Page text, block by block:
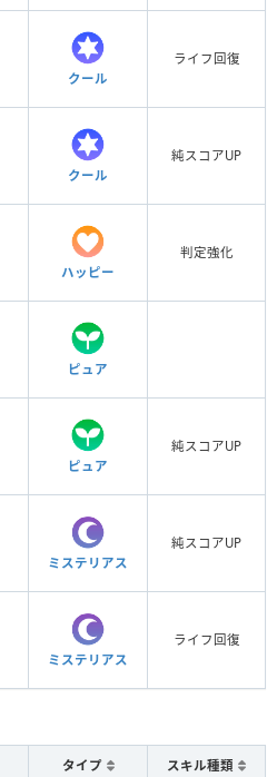
クール
ライフ回復
クール
純スコアUP
ハッピー
判定強化
ピュア
ピュア
純スコアUP
ミステリアス
純スコアUP
ミステリアス
ライフ回復
タイプ スキル種類